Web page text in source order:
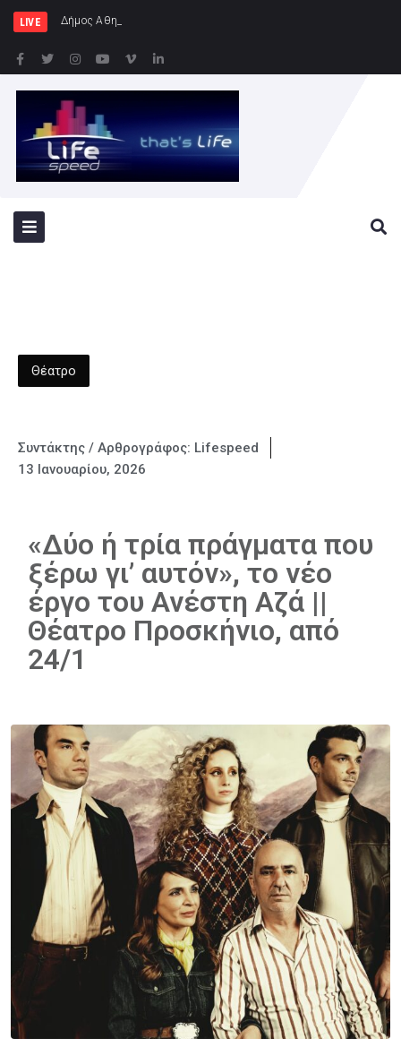
LIVE Δήμος Αθηναίων: Συνεχίζονται οι εντα
Θέατρο
Συντάκτης / Αρθρογράφος: Lifespeed
13 Ιανουαρίου, 2026
«Δύο ή τρία πράγματα που
ξέρω γι’ αυτόν», το νέο
έργο του Ανέστη Αζά ||
Θέατρο Προσκήνιο, από
24/1